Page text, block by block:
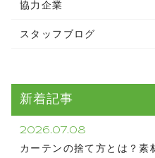
協力企業
スタッフブログ
新着記事
2026.07.08
カーテンの捨て方とは？素